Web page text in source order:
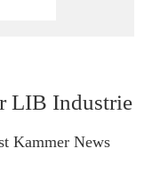
LIB Industrie
Kammer News